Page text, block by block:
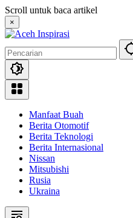
Langsung
ke
konten
Scroll untuk baca artikel
×
Manfaat Buah
Berita Otomotif
Berita Teknologi
Berita Internasional
Nissan
Mitsubishi
Rusia
Ukraina